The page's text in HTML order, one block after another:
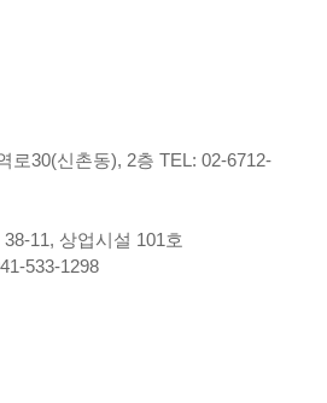
로30(신촌동), 2층 TEL: 02-6712-
11, 상업시설 101호
533-1298